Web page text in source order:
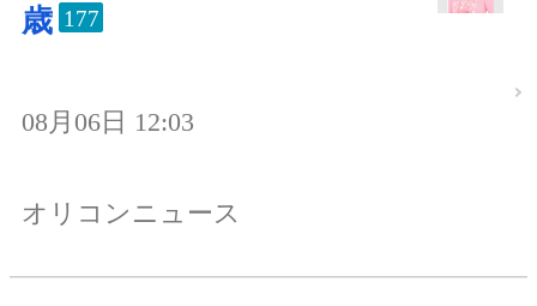
歳 177
08月06日 12:03
オリコンニュース